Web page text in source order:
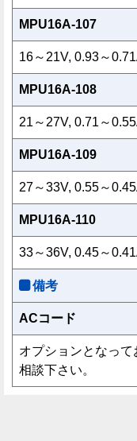
MPU16A-107
16～21V, 0.93～
MPU16A-108
21～27V, 0.71～
MPU16A-109
27～33V, 0.55～
MPU16A-110
33～36V, 0.45～
備考
ACコード
オプションとなっ
相談下さい。